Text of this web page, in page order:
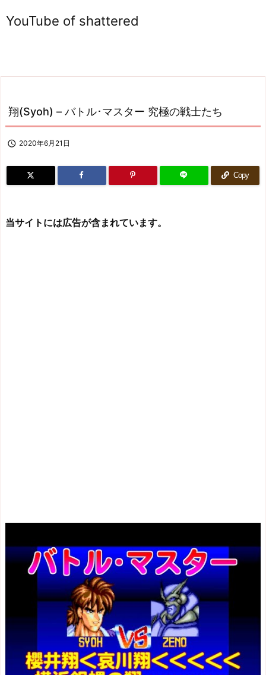
YouTube of shattered
翔(Syoh) – バトル･マスター 究極の戦士たち
 2020年6月21日
Copy
当サイトには広告が含まれています。